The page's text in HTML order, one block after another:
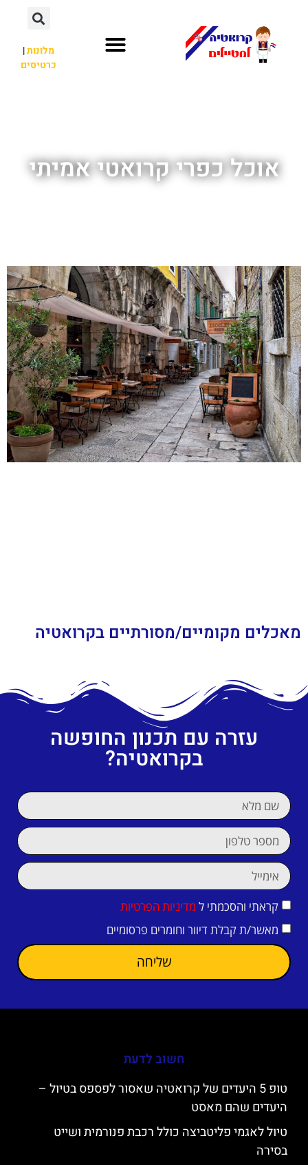
מלונות|
כרטיסים
אוכל כפרי קרואטי אמיתי
מאכלים מקומיים/מסורתיים בקרואטיה
עזרה עם תכנון החופשה
בקרואטיה?
קראתי והסכמתי ל מדיניות הפרטיות
מאשר/ת קבלת דיוור וחומרים פרסומיים
שליחה
חשוב לדעת
טופ 5 היעדים של קרואטיה שאסור לפספס בטיול –
היעדים שהם מאסט
טיול לאגמי פליטביצה כולל רכבת פנורמית ושייט
בסירה